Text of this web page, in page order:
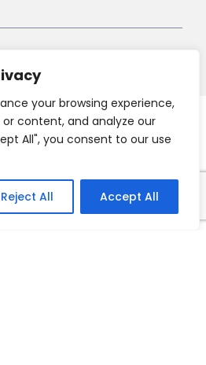
your browsing experience,
or content, and analyze our
All", you consent to our use
Reject All Accept All
A, All Right Reserved